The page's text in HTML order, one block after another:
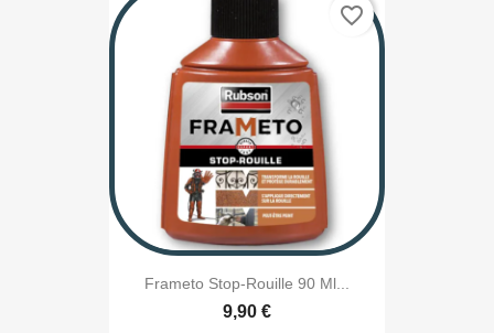
Frameto Stop-Rouille 90 Ml...
9,90 €
favorite_border